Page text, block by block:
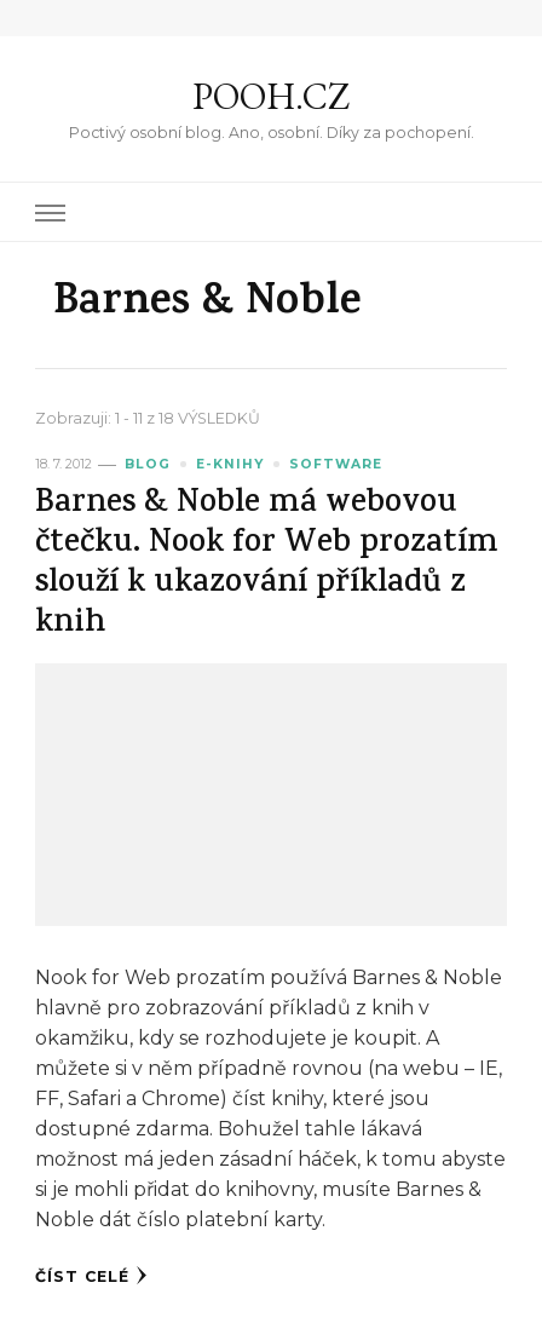
POOH.CZ
Poctivý osobní blog. Ano, osobní. Díky za pochopení.
Barnes & Noble
Zobrazuji: 1 - 11 z 18 VÝSLEDKŮ
18. 7. 2012 BLOG E-KNIHY SOFTWARE
Barnes & Noble má webovou
čtečku. Nook for Web prozatím
slouží k ukazování příkladů z
knih
Nook for Web prozatím používá Barnes & Noble
hlavně pro zobrazování příkladů z knih v
okamžiku, kdy se rozhodujete je koupit. A
můžete si v něm případně rovnou (na webu – IE,
FF, Safari a Chrome) číst knihy, které jsou
dostupné zdarma. Bohužel tahle lákavá
možnost má jeden zásadní háček, k tomu abyste
si je mohli přidat do knihovny, musíte Barnes &
Noble dát číslo platební karty.
ČÍST CELÉ